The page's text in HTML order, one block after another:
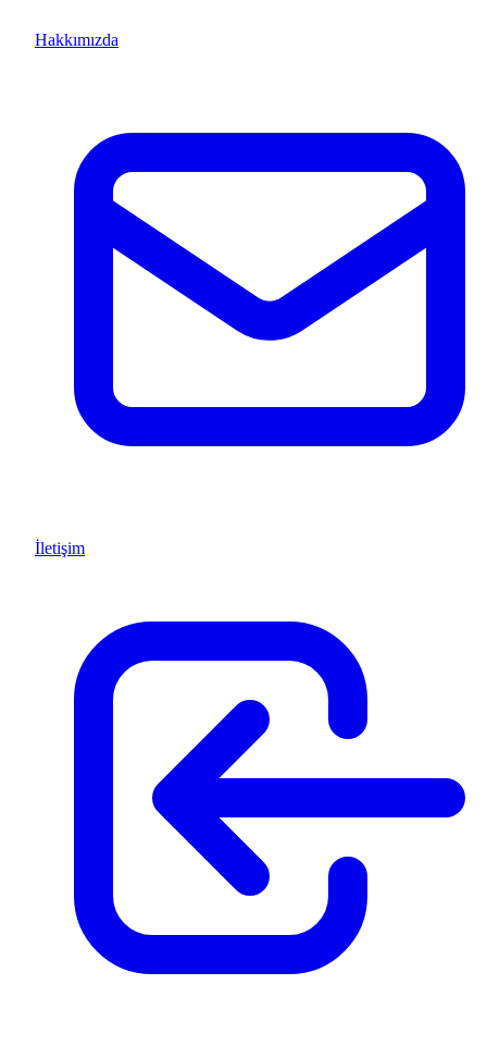
Hakkımızda
İletişim